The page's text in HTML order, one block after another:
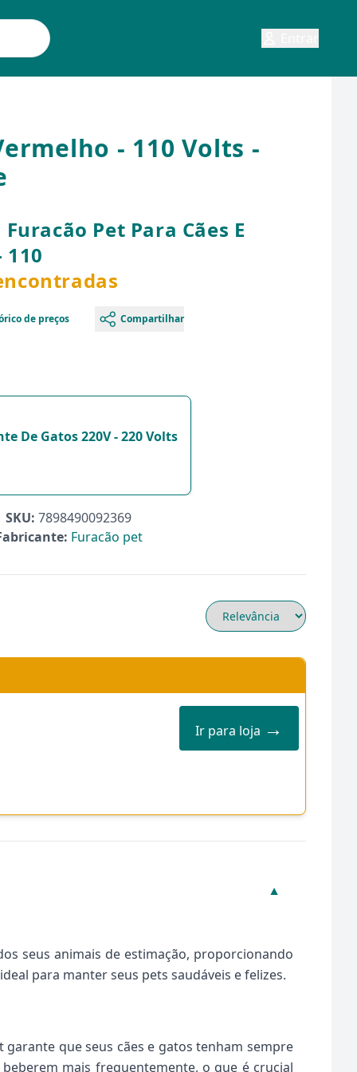
- 110 Volts -
Pet Para Cães E
110
de preços Compartilhar
De Gatos 220V - 220 Volts
SKU: 7898490092369
Furacão pet
Ir para loja →
▼
seus animais de estimação, proporcionando
para manter seus pets saudáveis e felizes.
garante que seus cães e gatos tenham sempre
mais frequentemente, o que é crucial